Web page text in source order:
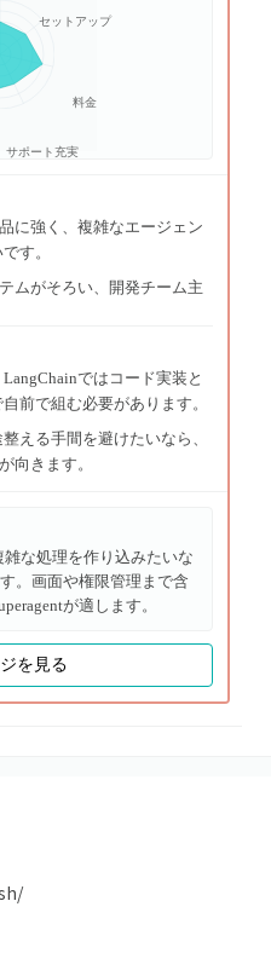
セットアップ
料金
サポート充実
に強く、複雑なエージェン
す。
ムがそろい、開発チーム主
ではコード実装と
前で組む必要があります。
える手間を避けたいなら、
向きます。
な処理を作り込みたいな
。画面や権限管理まで含
が適します。
を見る